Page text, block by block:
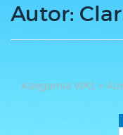
Autor:
Księgarnia WKŁ